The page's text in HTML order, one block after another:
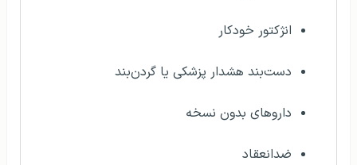
انژکتور خودکار
دست‌بند هشدار پزشکی یا گردن‌بند
داروهای بدون نسخه
ضدانعقاد